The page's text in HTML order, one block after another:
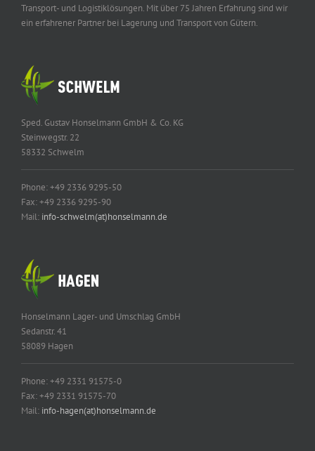
Transport- und Logistiklösungen. Mit über 75 Jahren Erfahrung sind wir
ein erfahrener Partner bei Lagerung und Transport von Gütern.
Sped. Gustav Honselmann GmbH & Co. KG
Steinwegstr. 22
58332 Schwelm
Phone: +49 2336 9295-50
Fax: +49 2336 9295-90
Mail: info-schwelm(at)honselmann.de
Honselmann Lager- und Umschlag GmbH
Sedanstr. 41
58089 Hagen
Phone: +49 2331 91575-0
Fax: +49 2331 91575-70
Mail: info-hagen(at)honselmann.de